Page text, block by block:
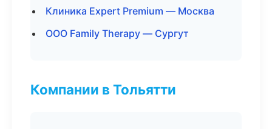
Клиника Expert Premium — Москва
ООО Family Therapy — Сургут
Компании в Тольятти